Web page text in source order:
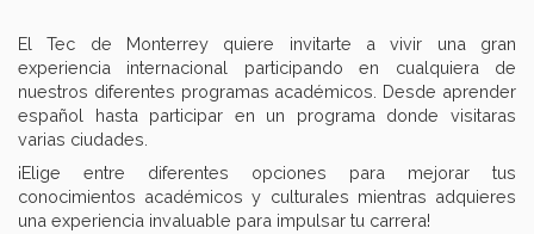
El Tec de Monterrey quiere invitarte a vivir una gran
experiencia internacional participando en cualquiera de
nuestros diferentes programas académicos. Desde aprender
español hasta participar en un programa donde visitaras
varias ciudades.
¡Elige entre diferentes opciones para mejorar tus
conocimientos académicos y culturales mientras adquieres
una experiencia invaluable para impulsar tu carrera!